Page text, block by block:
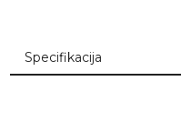
Specifikacija